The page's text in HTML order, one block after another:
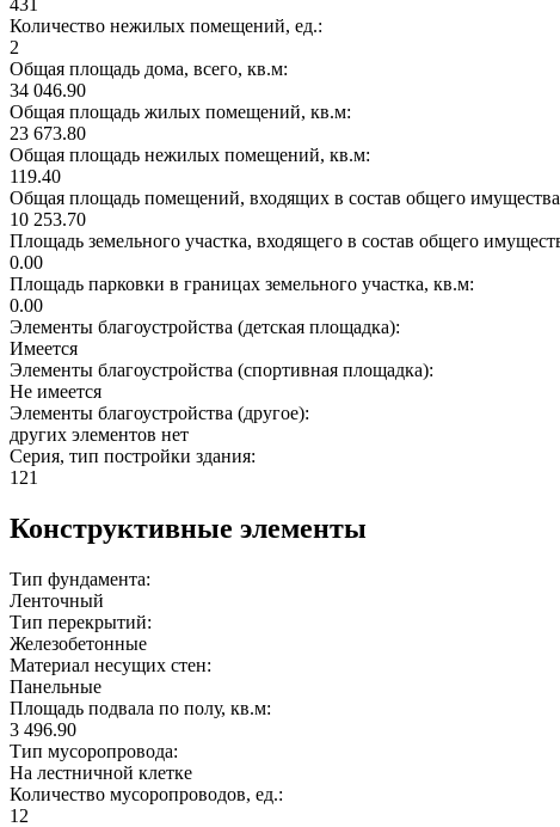
Количество нежилых помещений, ед.:
2
Общая площадь дома, всего, кв.м:
34 046.90
Общая площадь жилых помещений, кв.м:
23 673.80
Общая площадь нежилых помещений, кв.м:
119.40
Общая площадь помещений, входящих в состав общего
10 253.70
Площадь земельного участка, входящего в состав общего
0.00
Площадь парковки в границах земельного участка, кв.м:
0.00
Элементы благоустройства (детская площадка):
Имеется
Элементы благоустройства (спортивная площадка):
Не имеется
Элементы благоустройства (другое):
других элементов нет
Серия, тип постройки здания:
121
Конструктивные элементы
Тип фундамента:
Ленточный
Тип перекрытий:
Железобетонные
Материал несущих стен:
Панельные
Площадь подвала по полу, кв.м:
3 496.90
Тип мусоропровода:
На лестничной клетке
Количество мусоропроводов, ед.:
12